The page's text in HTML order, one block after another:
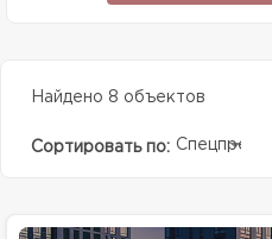
Найдено 8 объектов
Сортировать по: